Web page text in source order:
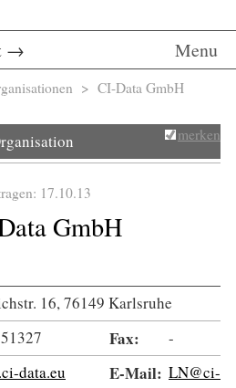
→ Menu
> CI-Data GmbH
merken
17.10.13
GmbH
16, 76149 Karlsruhe
Fax: -
data.eu E-Mail: LN@ci-